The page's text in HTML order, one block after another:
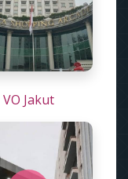
VO Jakut